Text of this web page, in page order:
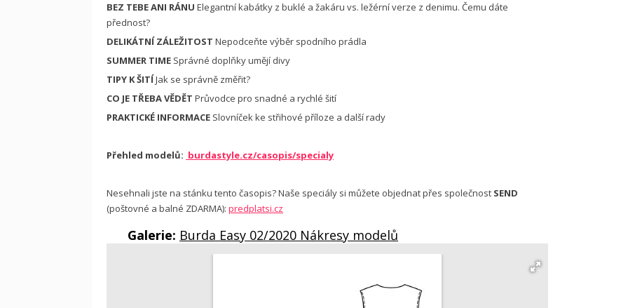
BEZ TEBE ANI RÁNU Elegantní kabátky z buklé a žakáru vs. ležérní verze z denimu. Čemu dáte
přednost?
DELIKÁTNÍ ZÁLEŽITOST Nepodceňte výběr spodního prádla
SUMMER TIME Správné doplňky umějí divy
TIPY K ŠITÍJak se správně změřit?
CO JE TŘEBA VĚDĚT Průvodce pro snadné a rychlé šití
PRAKTICKÉ INFORMACE Slovníček ke střihové příloze a další rady
Přehled modelů: burdastyle.cz/casopis/specialy
Nesehnali jste na stánku tento časopis? Naše speciály si můžete objednat přes společnost SEND
(poštovné a balné ZDARMA): predplatsi.cz
Galerie: Burda Easy 02/2020 Nákresy modelů